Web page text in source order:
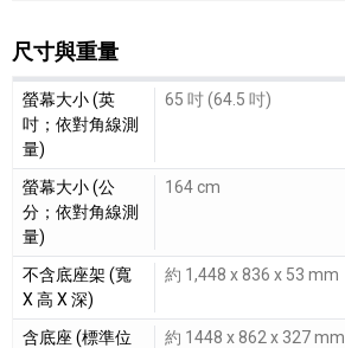
尺寸與重量
尺寸與重量細節敘述
螢幕大小 (英
吋；依對角線測
量)
65 吋 (64.5 吋)
螢幕大小 (公
分；依對角線測
量)
164 cm
不含底座架 (寬
X 高 X 深)
約 1,448 x 836 x 53 mm
含底座 (標準位
約 1448 x 862 x 327 mm